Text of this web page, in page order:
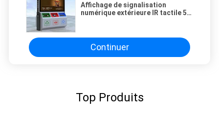
Affichage de signalisation
numérique extérieure IR tactile 55
Continuer
Top Produits